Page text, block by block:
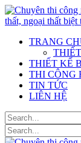
TRANG
THIẾT KẾ
THI CÔNG
TIN TỨC
LIÊN HỆ